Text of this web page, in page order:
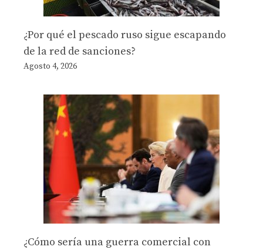
¿Por qué el pescado ruso sigue escapando
de la red de sanciones?
Agosto 4, 2026
¿Cómo sería una guerra comercial con